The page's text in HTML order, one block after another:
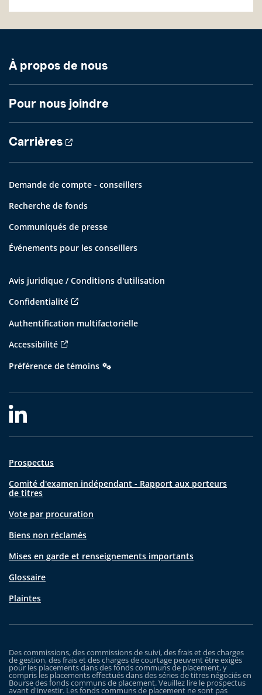
À propos de nous
Pour nous joindre
Carrières
Demande de compte - conseillers
Recherche de fonds
Communiqués de presse
Événements pour les conseillers
Avis juridique / Conditions d'utilisation
Confidentialité
Authentification multifactorielle
Accessibilité
Préférence de témoins
Prospectus
Comité d'examen indépendant - Rapport aux porteurs
de titres
Vote par procuration
Biens non réclamés
Mises en garde et renseignements importants
Glossaire
Plaintes
Des commissions, des commissions de suivi, des frais et des charges
de gestion, des frais et des charges de courtage peuvent être exigés
pour les placements dans des fonds communs de placement, y
compris les placements effectués dans des séries de titres négociés en
Bourse des fonds communs de placement. Veuillez lire le prospectus
avant d'investir. Les fonds communs de placement ne sont pas